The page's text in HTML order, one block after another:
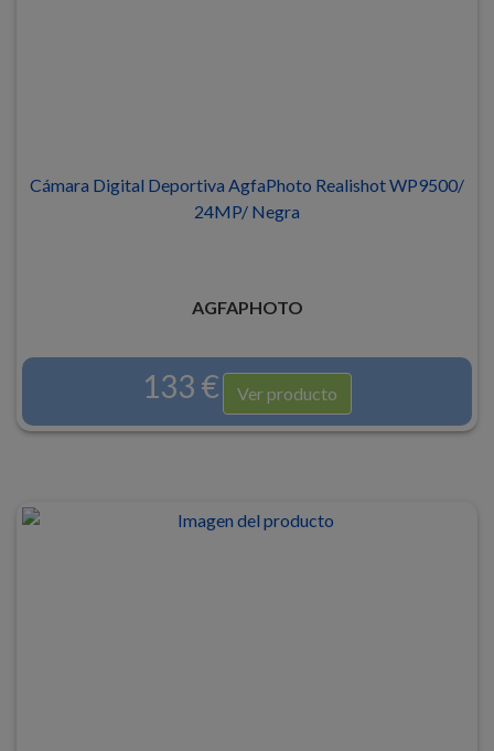
Cámara Digital Deportiva AgfaPhoto Realishot WP9500/
24MP/ Negra
AGFAPHOTO
133 € Ver producto